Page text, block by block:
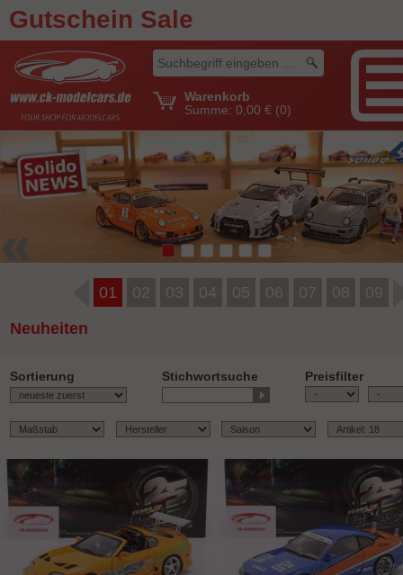
Gutschein Sale
Warenkorb
Summe: 0,00 € (0)
01 02 03 04 05 06 07 08
09
Neuheiten
Sortierung Stichwortsuche
Preisfilter